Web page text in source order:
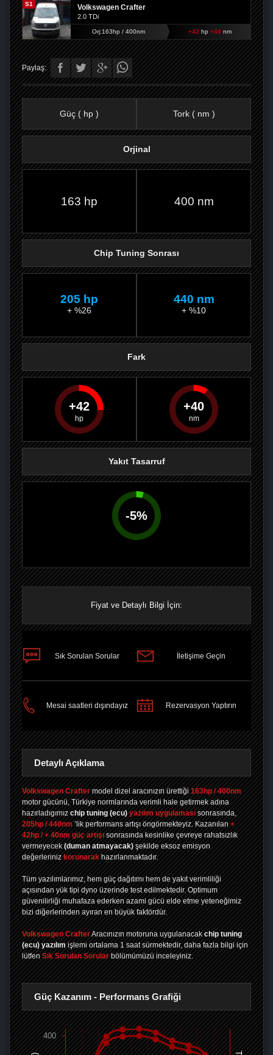
S1 Volkswagen Crafter
2.0 TDi
Orj:163hp / 400nm +42 hp +40 nm
Paylaş:
PAYLAŞPAYLAŞPLUS'TA
Güç ( hp ) Tork ( nm )
Orjinal
163 hp 400 nm
Chip Tuning Sonrası
205 hp
+ %26
440 nm
+ %10
Fark
42 40
Yakıt Tasarruf
-5%
Fiyat ve Detaylı Bilgi İçin:
Sık Sorulan Sorular İletişime Geçin
Mesai saatleri dışındayız Rezervasyon Yaptırın
Detaylı Açıklama
Volkswagen Crafter model dizel aracınızın ürettiği 163hp / 400nm
motor gücünü, Türkiye normlarında verimli hale getirmek adına
hazırladıgımız chip tuning (ecu) yazılım uygulaması sonrasında,
205hp / 440nm ’lik performans artışı öngörmekteyiz. Kazanılan +
42hp / + 40nm güç artışı sonrasında kesinlike çevreye rahatsızlık
vermeyecek (duman atmayacak) şekilde eksoz emisyon
değerleriniz korunarak hazırlanmaktadır.
Tüm yazılımlarımız, hem güç dağıtımı hem de yakıt verimliliği
açısından yük tipi dyno üzerinde test edilmektedir. Optimum
güvenilirliği muhafaza ederken azami gücü elde etme yeteneğimiz
bizi diğerlerinden ayıran en büyük faktördür.
Volkswagen CrafterAracınızın motoruna uygulanacak chip tuning
(ecu) yazılım işlemi ortalama 1 saat sürmektedir, daha fazla bilgi için
lütfen Sık Sorulan Sorular bölümümüzü inceleyiniz.
Güç Kazanım - Performans Grafiği
400